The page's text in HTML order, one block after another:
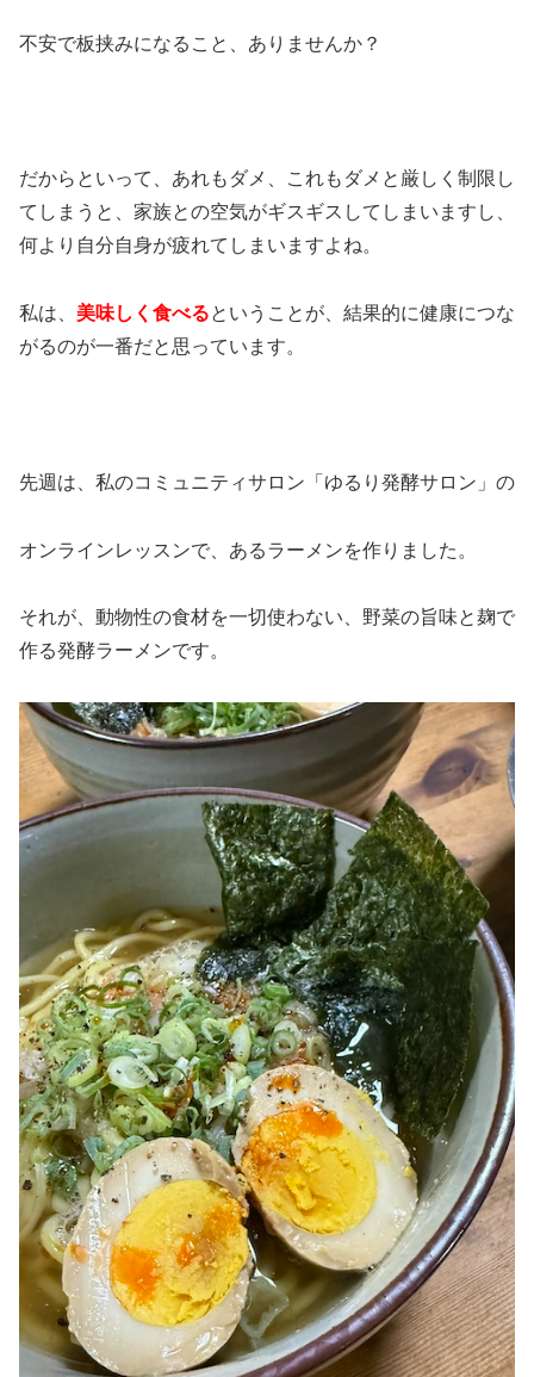
不安で板挟みになること、ありませんか？
だからといって、あれもダメ、これもダメと厳しく制限し
てしまうと、家族との空気がギスギスしてしまいますし、
何より自分自身が疲れてしまいますよね。
私は、 美味しく食べるということが、結果的に健康につな
がるのが一番だと思っています。
先週は、私のコミュニティサロン「ゆるり発酵サロン」の
オンラインレッスンで、あるラーメンを作りました。
それが、動物性の食材を一切使わない、野菜の旨味と麹で
作る発酵ラーメンです。